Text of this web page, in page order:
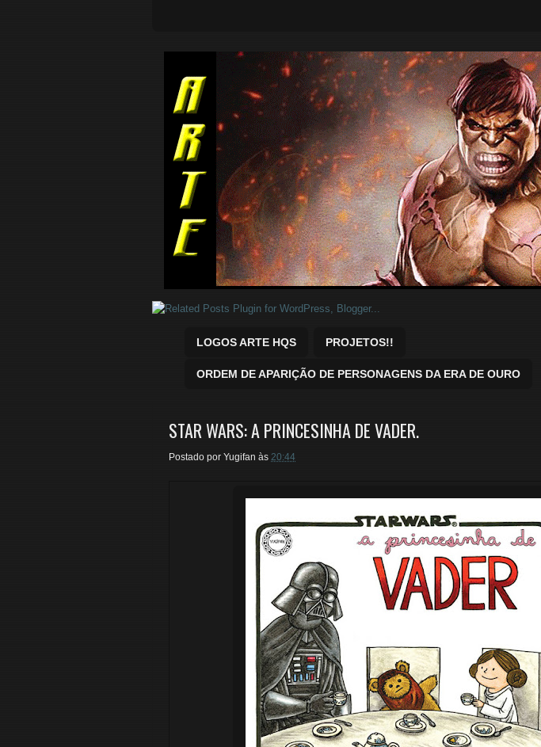
Quadrinhos Marvel e DC para baixar.
LOGOS ARTE HQS PROJETOS!!
ORDEM DE APARIÇÃO DE PERSONAGENS DA ERA DE OURO
STAR WARS: A PRINCESINHA DE VADER.
Postado por Yugifan às 20:44